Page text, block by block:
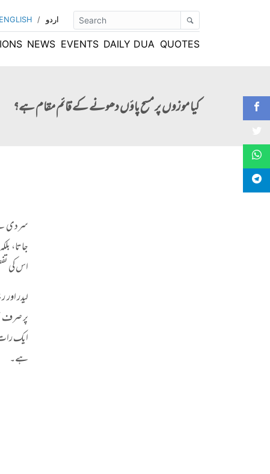
ENGLISH / اردو
NEWS EVENTS DAILY DUA QUOTES
کیا موزوں پر مسح پاؤں دھونے کے قائم مقام ہے؟
سردی
جاتا،
اس کی
لیدر
پر صرف
ایک
ہے۔